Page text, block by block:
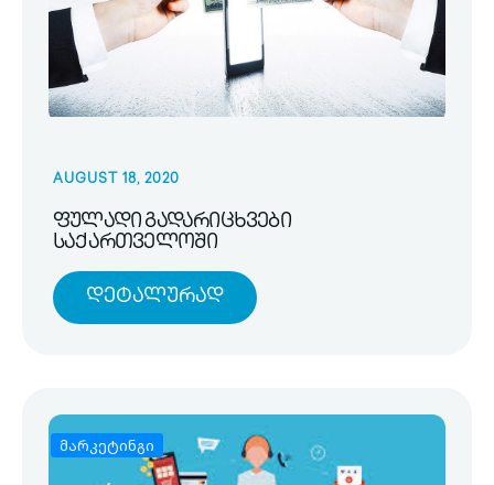
AUGUST 18, 2020
ფულადი გადარიცხვები
საქართველოში
Დეტალურად
მარკეტინგი